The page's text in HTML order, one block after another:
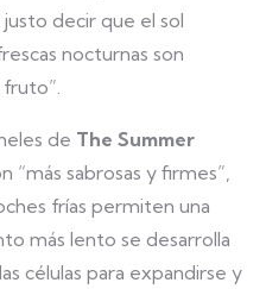
decir que el sol
nocturnas son
de The Summer
“más sabrosas y firmes”,
frías permiten una
más lento se desarrolla
células para expandirse y